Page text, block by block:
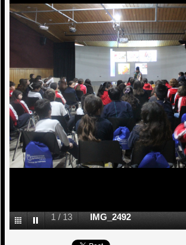
1 / 13 IMG_2492